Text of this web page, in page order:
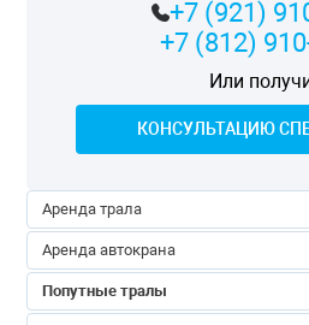
+7 (921)
+7 (812)
Или
КОНСУЛЬТАЦИЮ
Аренда трала
Аренда автокрана
Попутные тралы